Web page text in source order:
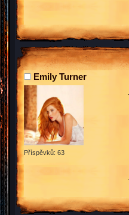
Emily Turner
Příspěvků: 63